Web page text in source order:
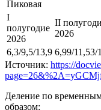
Пиковая
I
полугодие
2026
II
2026
6,3/9,5/13,9 6,99/11,53/
Источник: https://
Деление по
образом: